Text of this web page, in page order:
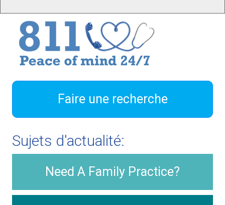
Faire une recherche
Sujets d'actualité:
Need A Family Practice?